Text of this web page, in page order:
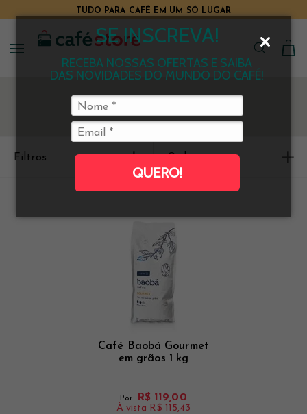
SE INSCREVA!
RECEBA NOSSAS OFERTAS E SAIBA
DAS NOVIDADES DO MUNDO DO CAFÉ!
QUERO!
TUDO PARA CAFÉ EM UM SÓ LUGAR
Filtros Ordenar
Café Baobá Gourmet
em grãos 1 kg
Por: R$ 119,00
À vista R$ 115,43